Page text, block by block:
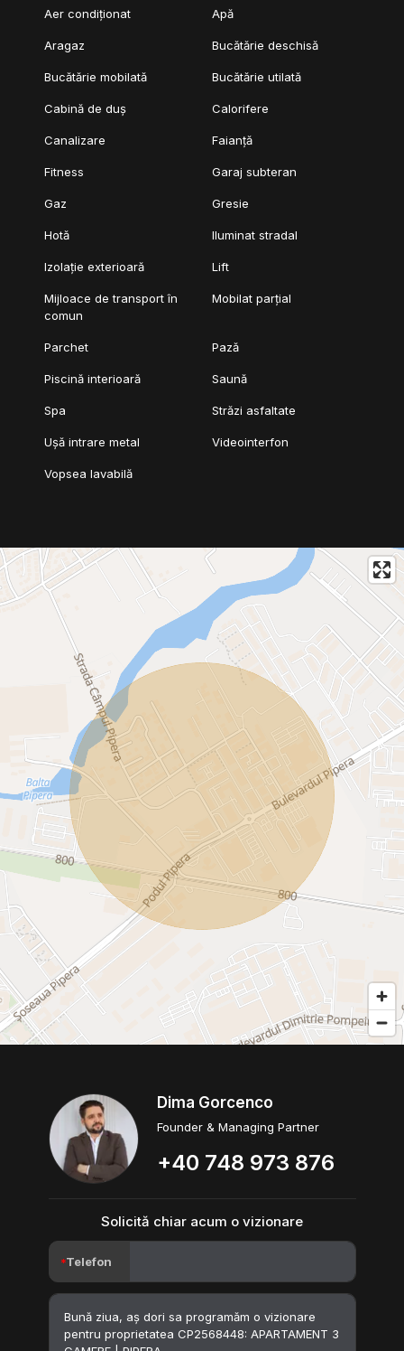
Aer condiționat Apă
Aragaz Bucătărie deschisă
Bucătărie mobilată Bucătărie utilată
Cabină de duș Calorifere
Canalizare Faianță
Fitness Garaj subteran
Gaz Gresie
Hotă Iluminat stradal
Izolație exterioară Lift
Mijloace de transport în
comun
Mobilat parțial
Parchet Pază
Piscină interioară Saună
Spa Străzi asfaltate
Ușă intrare metal Videointerfon
Vopsea lavabilă
Dima Gorcenco
Founder & Managing Partner
+40 748 973 876
Solicită chiar acum o vizionare
Telefon